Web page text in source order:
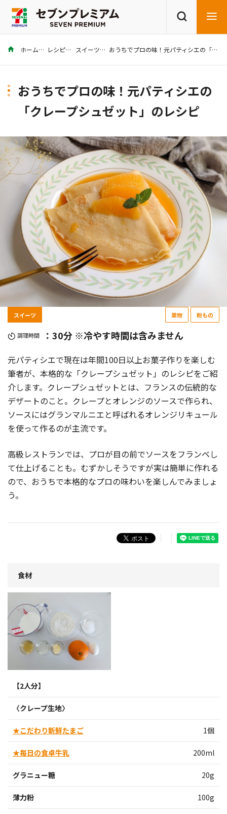
商品を探す レシピを探す
ホーム レシピ スイーツ おうちでプロの味！元パティシエの「クレープシュゼット」のレシピ
おうちでプロの味！元パティシエの
「クレープシュゼット」のレシピ
スイーツ 果物 粉もの
調理時間 ：30分 ※冷やす時間は含みません
元パティシエで現在は年間100日以上お菓子作りを楽しむ
筆者が、本格的な「クレープシュゼット」のレシピをご紹
介します。クレープシュゼットとは、フランスの伝統的な
デザートのこと。クレープとオレンジのソースで作られ、
ソースにはグランマルニエと呼ばれるオレンジリキュール
を使って作るのが主流です。
高級レストランでは、プロが目の前でソースをフランベし
て仕上げることも。むずかしそうですが実は簡単に作れる
ので、おうちで本格的なプロの味わいを楽しんでみましょ
う。
食材
【2人分】
〈クレープ生地〉
★こだわり新鮮たまご 1個
★毎日の食卓牛乳 200ml
グラニュー糖 20g
薄力粉 100g